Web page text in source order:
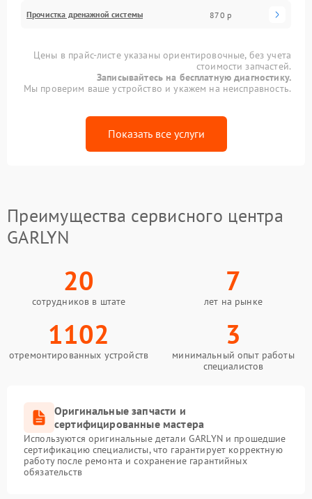
Прочистка дренажной системы 870 р
Цены в прайс-листе указаны ориентировочные, без учета
стоимости запчастей.
Записывайтесь на бесплатную диагностику.
Мы проверим ваше устройство и укажем на неисправность.
Показать все услуги
Преимущества сервисного центра
GARLYN
20
сотрудников в штате
7
лет на рынке
1102
отремонтированных устройств
3
минимальный опыт работы
специалистов
Оригинальные запчасти и
сертифицированные мастера
Используются оригинальные детали GARLYN и прошедшие
сертификацию специалисты, что гарантирует корректную
работу после ремонта и сохранение гарантийных
обязательств